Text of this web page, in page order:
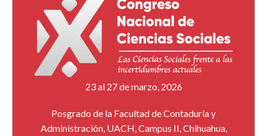
23 al 27 de marzo, 2026
Posgrado de la Facultad de Contaduría y
Administración, UACH, Campus II, Chihuahua,